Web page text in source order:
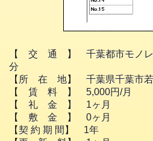
【 交 通 】 千葉都市モノレ
分
【所 在 地】 千葉県千葉市若
【 賃 料 】 5,000円/月
【 礼 金 】 1ヶ月
【 敷 金 】 0ヶ月
【契 約 期 間】 1年